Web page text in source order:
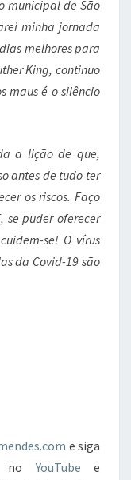
municipal de São
minha jornada
melhores para
King, continuo
maus é o silêncio
a lição de que,
antes de tudo ter
os riscos. Faço
se puder oferecer
se! O vírus
da Covid-19 são
e siga
noYouTube e